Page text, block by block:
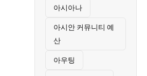
아시아나
아시안 커뮤니티 예
산
아우팅